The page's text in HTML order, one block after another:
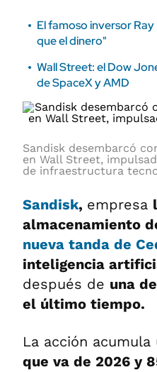
El famoso inversor
que el dinero"
Wall Street: el Dow
de SpaceX y AMD
Sandisk desembarcó
en Wall Street,
de infraestructura
Sandisk, empresa
almacenamiento
nueva tanda de
inteligencia
después de una
el último tiempo.
La acción acumula
que va de 2026 y